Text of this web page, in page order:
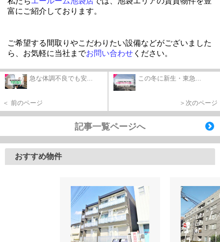
富にご紹介しております。
ご希望する間取りやこだわりたい設備などがございました
ら、お気軽に当社までお問い合わせ ください。
急な体調不良でも安...
＜ 前のページ
この冬に新生・東急...
＞次のページ
記事一覧ページへ
おすすめ物件